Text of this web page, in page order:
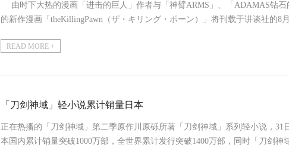
由时下大热的漫画「进击的巨人」作者与「神臂ARMS」、「ADAMAS钻石
的新作漫画「theKillingPawn（ザ・キリング・ポーン）」将刊载于讲谈社的8
READ MORE +
「刀剑神域」轻小说累计销量日本
正在热播的「刀剑神域」第二季原作川原砾所著「刀剑神域」系列轻小说，31
本国内累计销量突破1000万部，全世界累计发行突破1400万部，同时「刀剑神